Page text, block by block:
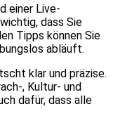
einer Live-
dass Sie
Tipps können Sie
abläuft.
klar und präzise.
, Kultur- und
dafür, dass alle